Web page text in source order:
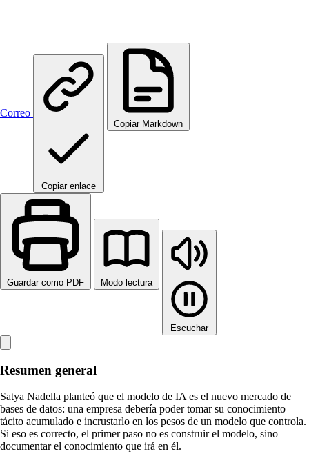
Correo
Copiar enlace
Copiar Markdown
Guardar como PDF Modo lectura
Escuchar
Resumen general
Satya Nadella planteó que el modelo de IA es el nuevo mercado de
bases de datos: una empresa debería poder tomar su conocimiento
tácito acumulado e incrustarlo en los pesos de un modelo que controla.
Si eso es correcto, el primer paso no es construir el modelo, sino
documentar el conocimiento que irá en él.